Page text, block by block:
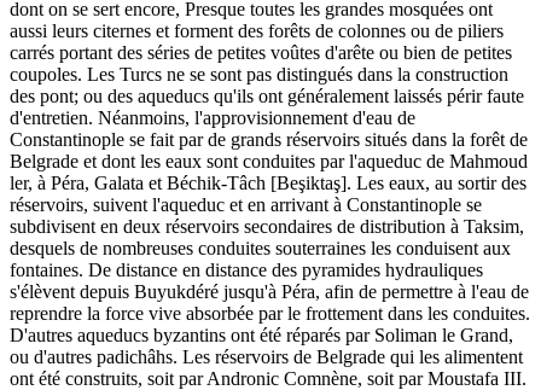
dont on se sert encore, Presque toutes les grandes mosquées ont
aussi leurs citernes et forment des forêts de colonnes ou de piliers
carrés portant des séries de petites voûtes d'arête ou bien de petites
coupoles. Les Turcs ne se sont pas distingués dans la construction
des pont; ou des aqueducs qu'ils ont généralement laissés périr faute
d'entretien. Néanmoins, l'approvisionnement d'eau de
Constantinople se fait par de grands réservoirs situés dans la forêt de
Belgrade et dont les eaux sont conduites par l'aqueduc de Mahmoud
ler, à Péra, Galata et Béchik-Tâch [Beşiktaş]. Les eaux, au sortir des
réservoirs, suivent l'aqueduc et en arrivant à Constantinople se
subdivisent en deux réservoirs secondaires de distribution à Taksim,
desquels de nombreuses conduites souterraines les conduisent aux
fontaines. De distance en distance des pyramides hydrauliques
s'élèvent depuis Buyukdéré jusqu'à Péra, afin de permettre à l'eau de
reprendre la force vive absorbée par le frottement dans les conduites.
D'autres aqueducs byzantins ont été réparés par Soliman le Grand,
ou d'autres padichâhs. Les réservoirs de Belgrade qui les alimentent
ont été construits, soit par Andronic Comnène, soit par Moustafa III.